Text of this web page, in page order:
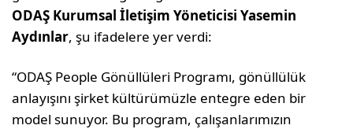
ODAŞ Kurumsal İletişim Yöneticisi Yasemin
Aydınlar, şu ifadelere yer verdi:
“ODAŞ People Gönüllüleri Programı, gönüllülük
anlayışını şirket kültürümüzle entegre eden bir
model sunuyor. Bu program, çalışanlarımızın